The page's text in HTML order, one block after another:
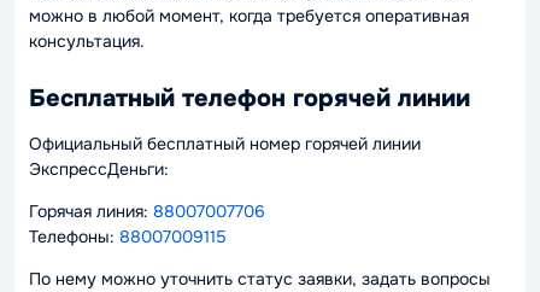
можно в любой момент, когда требуется оперативная
консультация.
Бесплатный телефон горячей линии
Официальный бесплатный номер горячей линии
ЭкспрессДеньги:
Горячая линия: 88007007706
Телефоны: 88007009115
По нему можно уточнить статус заявки, задать вопросы